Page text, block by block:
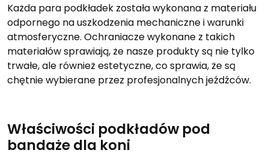
Każda para podkładek została wykonana z materiału
odpornego na uszkodzenia mechaniczne i warunki
atmosferyczne. Ochraniacze wykonane z takich
materiałów sprawiają, że nasze produkty są nie tylko
trwałe, ale również estetyczne, co sprawia, że są
chętnie wybierane przez profesjonalnych jeźdźców.
Właściwości podkładów pod
bandaże dla koni